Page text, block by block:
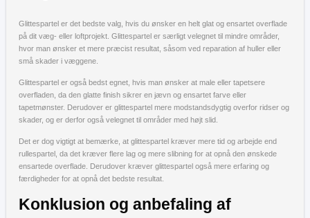
Glittespartel er det bedste valg, hvis du ønsker en helt glat og ensartet overflade
på dit væg- eller loftprojekt. Glittespartel er særligt velegnet til mindre områder,
hvor man ønsker et mere præcist resultat, såsom ved reparation af huller eller
små skader i væggene.
Glittespartel er også bedst egnet, hvis man ønsker at male eller tapetsere
overfladen, da den glatte finish sikrer en jævn og ensartet farve eller
tapetmønster. Derudover er glittespartel mere modstandsdygtig overfor ridser og
skader, og er derfor også velegnet til områder med højt slid.
Det er dog vigtigt at bemærke, at glittespartel kræver mere tid og arbejde end
rullespartel, da det kræver flere lag og mere slibning for at opnå den ønskede
ensartede overflade. Derudover kræver glittespartel også mere erfaring og
færdigheder for at opnå det bedste resultat.
Konklusion og anbefaling af